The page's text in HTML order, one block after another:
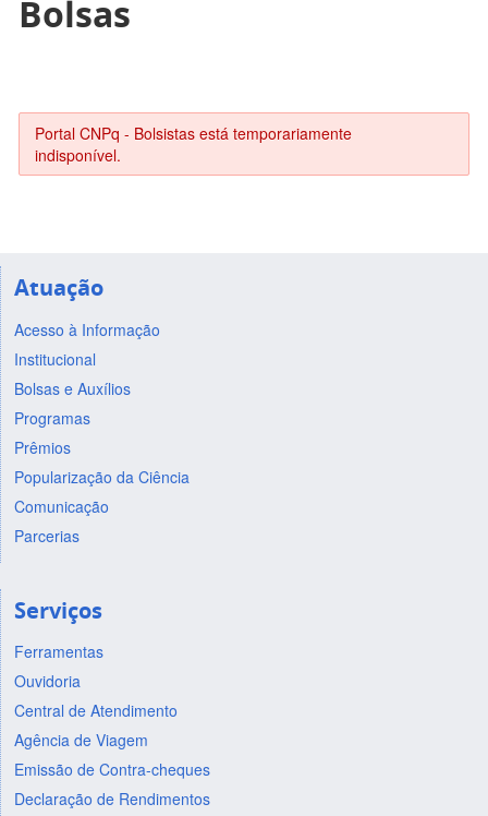
Bolsas
Portal CNPq - Bolsistas está temporariamente
indisponível.
Atuação
Acesso à Informação
Institucional
Bolsas e Auxílios
Programas
Prêmios
Popularização da Ciência
Comunicação
Parcerias
Serviços
Ferramentas
Ouvidoria
Central de Atendimento
Agência de Viagem
Emissão de Contra-cheques
Declaração de Rendimentos